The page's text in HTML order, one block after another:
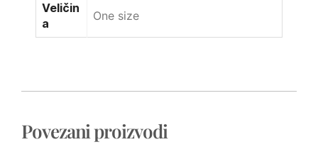
Veličin
a
One size
Povezani proizvodi